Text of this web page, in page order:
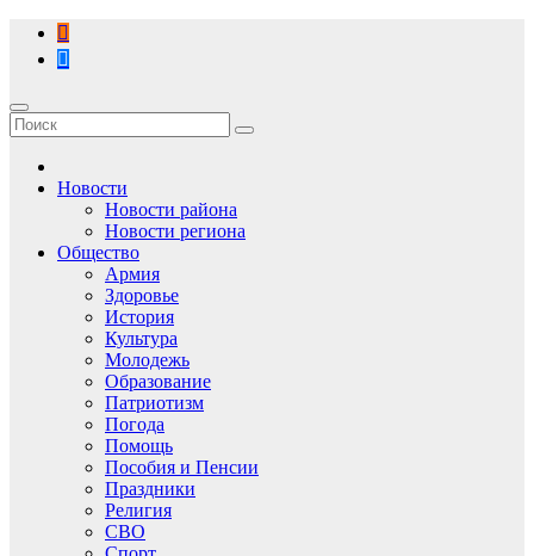
Перейти
содержимому
Новости
Новости района
Новости региона
Общество
Армия
Здоровье
История
Культура
Молодежь
Образование
Патриотизм
Погода
Помощь
Пособия и Пенсии
Праздники
Религия
СВО